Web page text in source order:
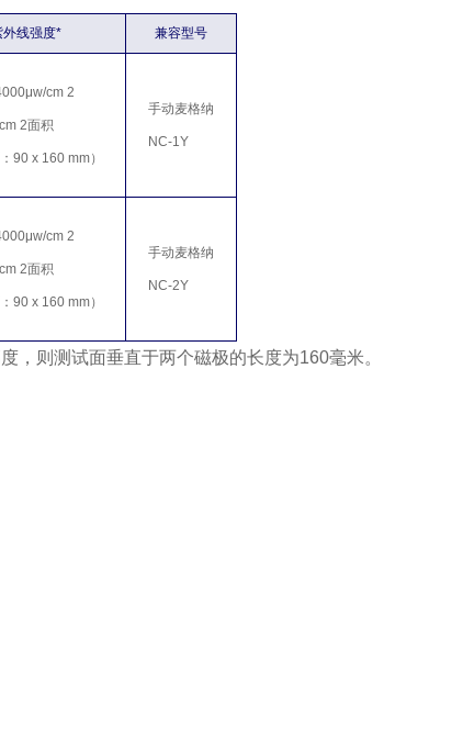
外线强度* 兼容型号
cm 2
2面积
90 x 160 mm）
手动麦格纳
NC-1Y
cm 2
2面积
90 x 160 mm）
手动麦格纳
NC-2Y
，则测试面垂直于两个磁极的长度为160毫米。